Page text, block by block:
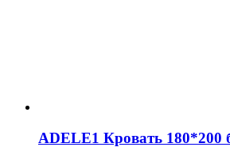
ADELE1 Кровать 180*200